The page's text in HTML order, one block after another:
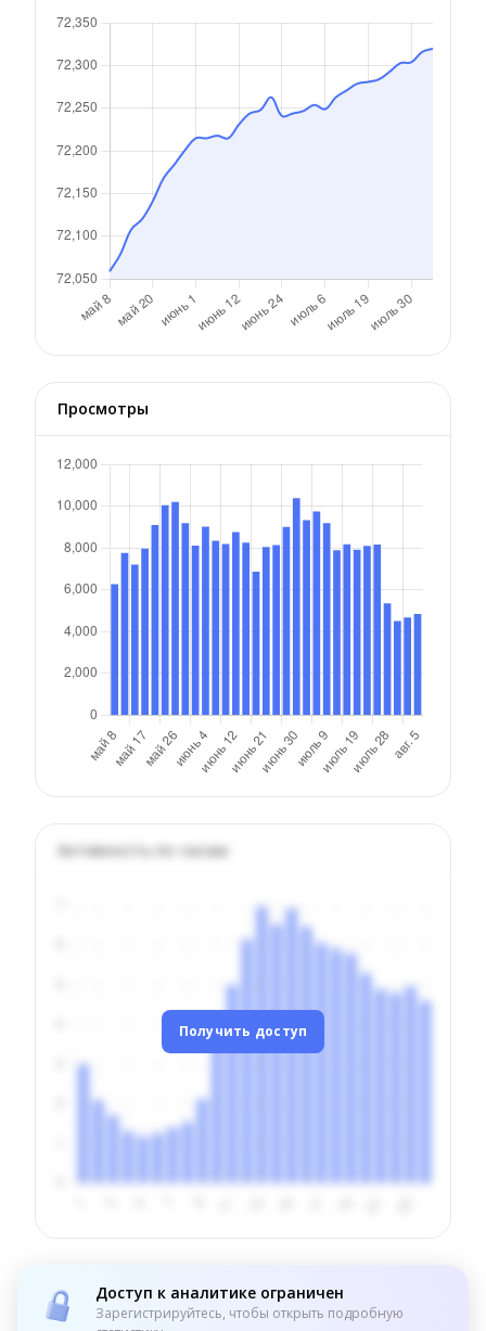
Просмотры
Активность по часам
Получить доступ
Доступ к аналитике ограничен
Зарегистрируйтесь, чтобы открыть подробную